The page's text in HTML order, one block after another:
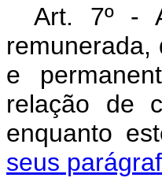
Art. 7º -
remunerada,
e
relação de
enquanto
seus